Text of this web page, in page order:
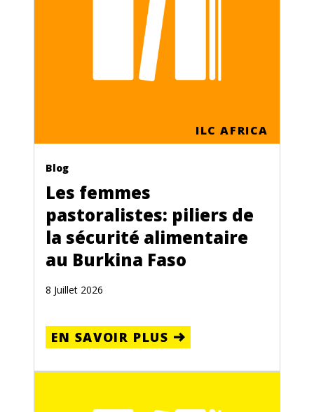
ILC AFRICA
Blog
Les femmes
pastoralistes: piliers de
la sécurité alimentaire
au Burkina Faso
8 Juillet 2026
EN SAVOIR PLUS